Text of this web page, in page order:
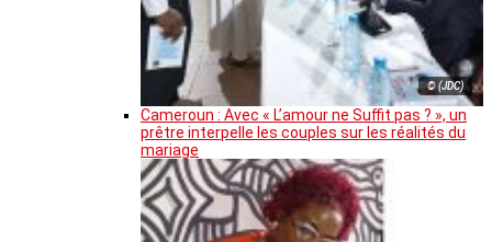
© (JDC)
Cameroun : Avec « L’amour ne Suffit pas ? », un
prêtre interpelle les couples sur les réalités du
mariage